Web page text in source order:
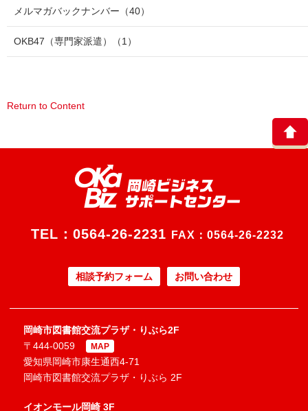
メルマガバックナンバー （40）
OKB47（専門家派遣） （1）
Return to Content
TEL： 0564-26-2231 FAX：0564-26-2232
相談予約フォーム お問い合わせ
岡崎市図書館交流プラザ・りぶら2F
〒444-0059
MAP
愛知県岡崎市康生通西4-71
岡崎市図書館交流プラザ・りぶら 2F
イオンモール岡崎 3F